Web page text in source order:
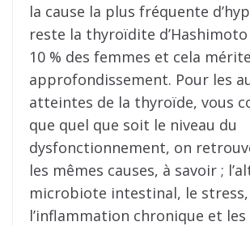
la cause la plus fréquente
reste la thyroïdite
10 % des femmes et cela
approfondissement. Pour les
atteintes de la thyroïde, vous
que quel que soit le niveau du
dysfonctionnement, on
les mêmes causes, à savoir ;
microbiote intestinal, le stress,
l’inflammation chronique et